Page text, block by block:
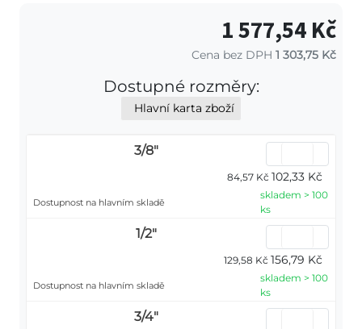
1 577,54 Kč
Cena bez DPH 1 303,75 Kč
Dostupné rozměry:
Hlavní karta zboží
3/8"
84,57 Kč 102,33 Kč
Dostupnost na hlavním skladě
skladem > 100
ks
1/2"
129,58 Kč 156,79 Kč
Dostupnost na hlavním skladě
skladem > 100
ks
3/4"